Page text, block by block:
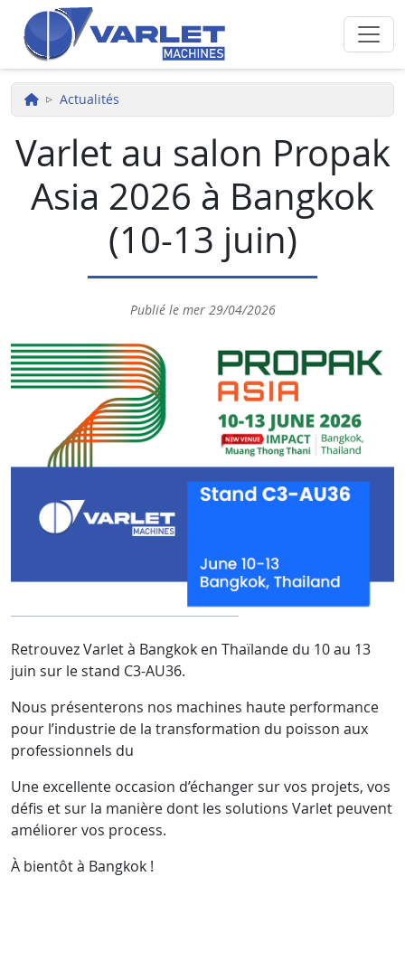
Aller au contenu principal
Actualités
Varlet au salon Propak
Asia 2026 à Bangkok
(10-13 juin)
Publié le mer 29/04/2026
Retrouvez Varlet à Bangkok en Thaïlande du 10 au 13
juin sur le stand C3-AU36.
Nous présenterons nos machines haute performance
pour l’industrie de la transformation du poisson aux
professionnels du
Une excellente occasion d’échanger sur vos projets, vos
défis et sur la manière dont les solutions Varlet peuvent
améliorer vos process.
À bientôt à Bangkok !